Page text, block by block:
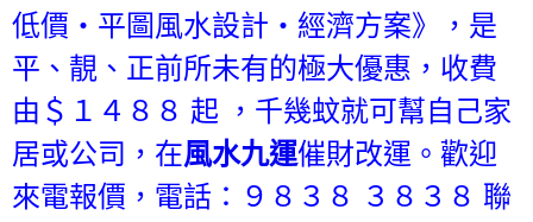
低價‧平圖風水設計‧經濟方案》，是
平、靚、正前所未有的極大優惠，收費
由＄１４８８ 起 ，千幾蚊就可幫自己家
居或公司，在風水九運催財改運。歡迎
來電報價，電話：９８３８ ３８３８ 聯